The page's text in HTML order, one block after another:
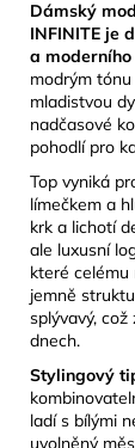
Dámský
INFINITE je
a
modrým
mladistvou
nadčasové
pohodlí pro
Top vyniká
límečkem a
krk a lichotí
ale luxusní
které celému
jemně
splývavý,
dnech.
Stylingový
ladí s bílými
uvolněný